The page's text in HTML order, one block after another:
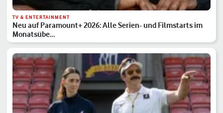
TV & ENTERTAINMENT
Neu auf Paramount+ 2026: Alle Serien- und Filmstarts im
Monatsübe…